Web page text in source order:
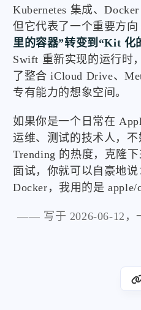
Kubernetes 集成、
但它代表了一个重要方
里的容器”转变到“Kit 化
Swift 重新实现的运行时
了整合 iCloud Drive、
专有能力的想象空间。
如果你是一个日常在
运维、测试的技术人，
Trending 的热度，克隆
面试，你就可以自豪地
Docker，我用的是 apple/
—— 写于 2026-06-12，